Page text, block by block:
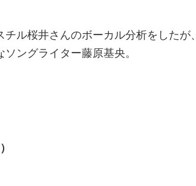
ル桜井さんのボーカル分析をしたが、
ングライター藤原基央。